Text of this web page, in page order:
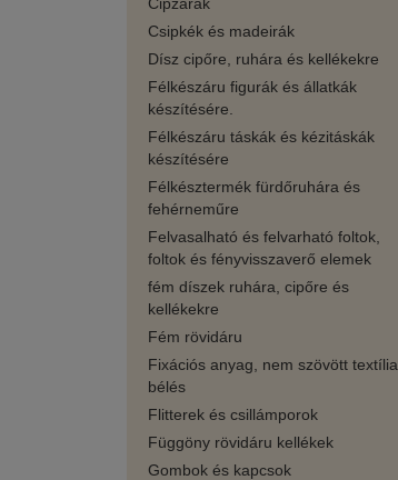
Csipkék és madeirák
Dísz cipőre, ruhára és kellékekre
Félkészáru figurák és állatkák
készítésére.
Félkészáru táskák és kézitáskák
készítésére
Félkésztermék fürdőruhára és
fehérneműre
Felvasalható és felvarható foltok,
foltok és fényvisszaverő elemek
fém díszek ruhára, cipőre és
kellékekre
Fém rövidáru
Fixációs anyag, nem szövött textília,
bélés
Flitterek és csillámporok
Függöny rövidáru kellékek
Gombok és kapcsok